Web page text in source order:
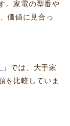
。家電の型番や
価値に見合っ
」では、大手家
を比較していま